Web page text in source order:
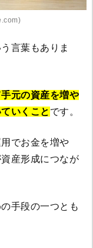
言葉もありま
元の資産を増や
いくこと です。
でお金を増や
産形成につなが
手段の一つとも